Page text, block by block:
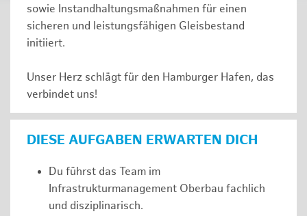
sowie Instandhaltungsmaßnahmen für einen
sicheren und leistungsfähigen Gleisbestand
initiiert.
Unser Herz schlägt für den Hamburger Hafen, das
verbindet uns!
DIESE AUFGABEN ERWARTEN DICH
Du führst das Team im
Infrastrukturmanagement Oberbau fachlich
und disziplinarisch.